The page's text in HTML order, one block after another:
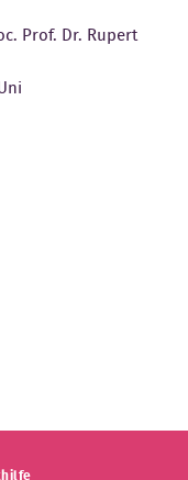
Prof. Dr. Rupert